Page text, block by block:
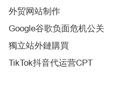
外贸网站制作
Google谷歌负面危机公关
獨立站外鏈購買
TikTok抖音代运营CPT